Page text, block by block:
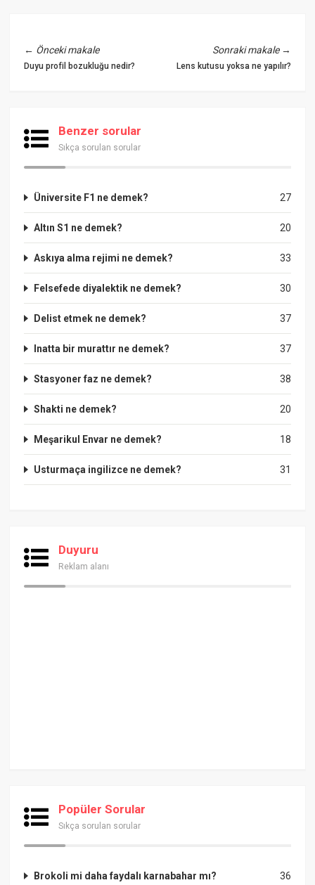
← Önceki makale
Duyu profil bozukluğu nedir?
Sonraki makale→
Lens kutusu yoksa ne yapılır?
Benzer sorular
Sıkça sorulan sorular
27
Üniversite F1 ne demek?
20
Altın S1 ne demek?
33
Askıya alma rejimi ne demek?
30
Felsefede diyalektik ne demek?
37
Delist etmek ne demek?
37
Inatta bir murattır ne demek?
38
Stasyoner faz ne demek?
20
Shakti ne demek?
18
Meşarikul Envar ne demek?
31
Usturmaça ingilizce ne demek?
Duyuru
Reklam alanı
Popüler Sorular
Sıkça sorulan sorular
36
Brokoli mi daha faydalı karnabahar mı?